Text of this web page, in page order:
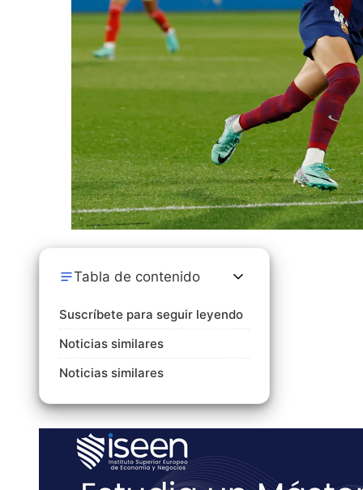
Tabla de contenido
Suscríbete para seguir leyendo
Noticias similares
Noticias similares